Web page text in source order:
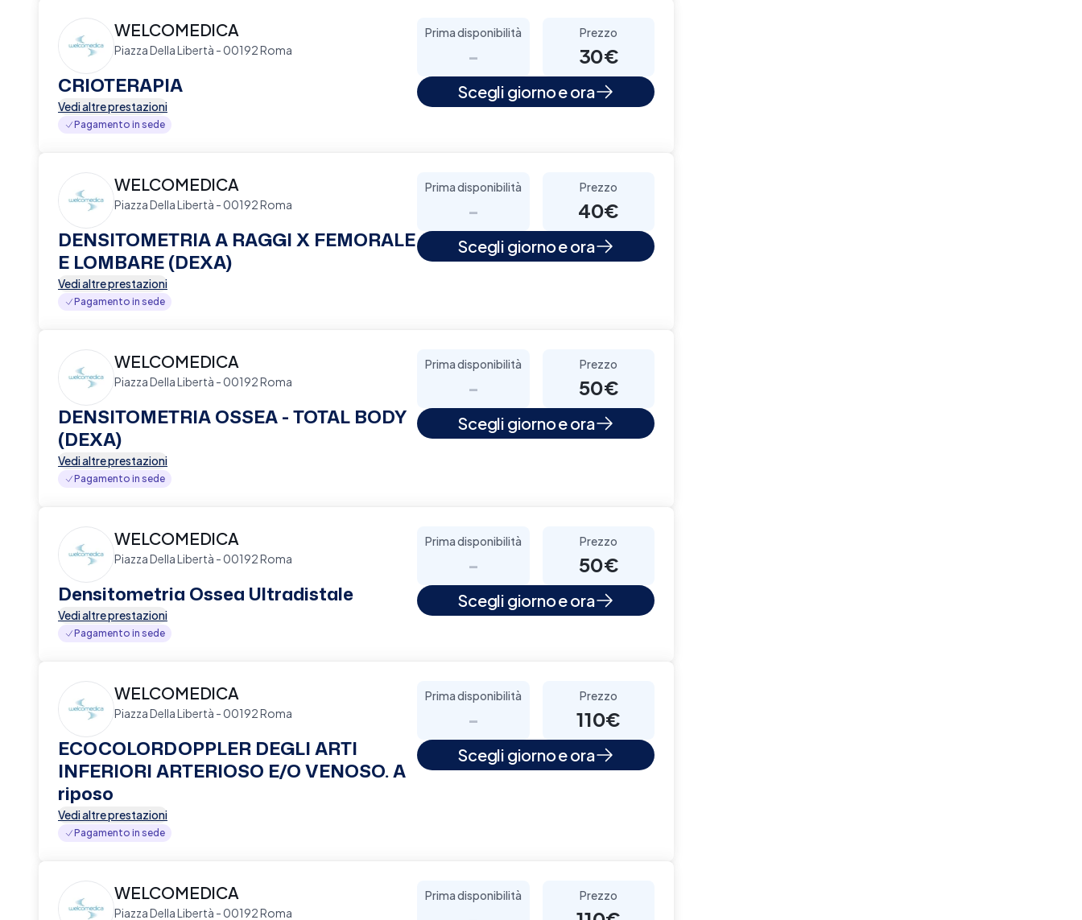
WELCOMEDICA
Piazza Della Libertà - 00192 Roma
CRIOTERAPIA
Vedi altre prestazioni
Pagamento in sede
Prima disponibilità
-
Prezzo
30€
Scegli giorno e ora
WELCOMEDICA
Piazza Della Libertà - 00192 Roma
DENSITOMETRIA A RAGGI X FEMORALE
E LOMBARE (DEXA)
Vedi altre prestazioni
Pagamento in sede
Prima disponibilità
-
Prezzo
40€
Scegli giorno e ora
WELCOMEDICA
Piazza Della Libertà - 00192 Roma
DENSITOMETRIA OSSEA - TOTAL BODY
(DEXA)
Vedi altre prestazioni
Pagamento in sede
Prima disponibilità
-
Prezzo
50€
Scegli giorno e ora
WELCOMEDICA
Piazza Della Libertà - 00192 Roma
Densitometria Ossea Ultradistale
Vedi altre prestazioni
Pagamento in sede
Prima disponibilità
-
Prezzo
50€
Scegli giorno e ora
WELCOMEDICA
Piazza Della Libertà - 00192 Roma
ECOCOLORDOPPLER DEGLI ARTI
INFERIORI ARTERIOSO E/O VENOSO. A
riposo
Vedi altre prestazioni
Pagamento in sede
Prima disponibilità
-
Prezzo
110€
Scegli giorno e ora
WELCOMEDICA
Piazza Della Libertà - 00192 Roma
Prima disponibilità Prezzo